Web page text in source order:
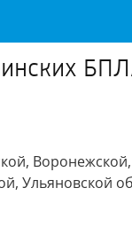
Ульяновской